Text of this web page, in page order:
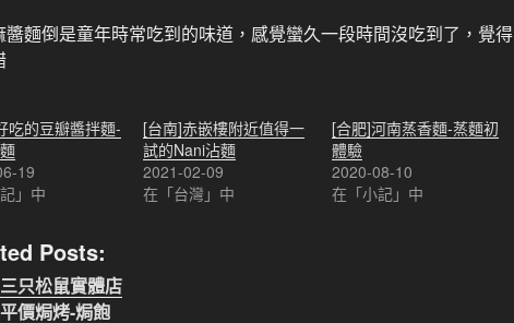
醬麵倒是童年時常吃到的味道，感覺蠻久一段時間沒吃到了，覺得
吃的豆瓣醬拌麵-
19
」中
[台南]赤嵌樓附近值得一
試的Nani沾麵
2021-02-09
在「台灣」中
[合肥]河南蒸香麵-蒸麵初
體驗
2020-08-10
在「小記」中
Posts:
只松鼠實體店
價焗烤-焗飽